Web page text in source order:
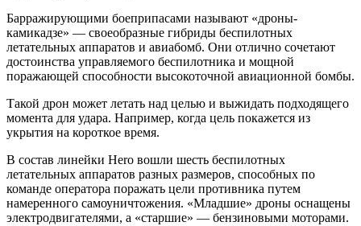
Барражирующими боеприпасами называют «дроны-
камикадзе» — своеобразные гибриды беспилотных
летательных аппаратов и авиабомб. Они отлично сочетают
достоинства управляемого беспилотника и мощной
поражающей способности высокоточной авиационной бомбы.
Такой дрон может летать над целью и выжидать подходящего
момента для удара. Например, когда цель покажется из
укрытия на короткое время.
В состав линейки Hero вошли шесть беспилотных
летательных аппаратов разных размеров, способных по
команде оператора поражать цели противника путем
намеренного самоуничтожения. «Младшие» дроны оснащены
электродвигателями, а «старшие» — бензиновыми моторами.